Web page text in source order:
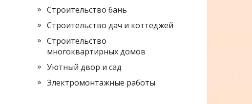
Строительство бань
Строительство дач и коттеджей
Строительство
многоквартирных домов
Уютный двор и сад
Электромонтажные работы